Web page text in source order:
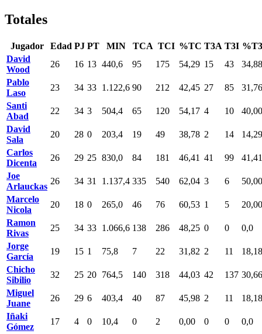
Totales
Jugador Edad PJ PT MIN TCA TCI %TC T3A T3I %T3
David
Wood
26 16 13 440,6 95 175 54,29 15 43
34,88
Pablo
Laso
23 34 33 1.122,6 90 212 42,45 27 85
31,76
Santi
Abad
22 34 3 504,4 65 120 54,17 4 10
40,00
David
Sala
20 28 0 203,4 19 49 38,78 2 14
14,29
Carlos
Dicenta
26 29 25 830,0 84 181 46,41 41 99
41,41
Joe
Arlauckas
26 34 31 1.137,4 335 540 62,04 3 6
50,00
Marcelo
Nicola
20 18 0 265,0 46 76 60,53 1 5
20,00
Ramon
Rivas
25 34 33 1.066,6 138 286 48,25 0 0
0,0
Jorge
García
19 15 1 75,8 7 22 31,82 2 11
18,18
Chicho
Sibilio
32 25 20 764,5 140 318 44,03 42 137 30,66
Miguel
Juane
26 29 6 403,4 40 87 45,98 2 11
18,18
Iñaki
Gómez
17 4 0 10,4 0 2 0,00 0 0
0,0